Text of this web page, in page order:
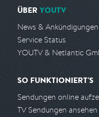
ÜBER YOUTV
News & Ankündigungen
Service Status
YOUTV & Netlantic
SO FUNKTIONIERT'S
Sendungen online
TV Sendungen ansehen